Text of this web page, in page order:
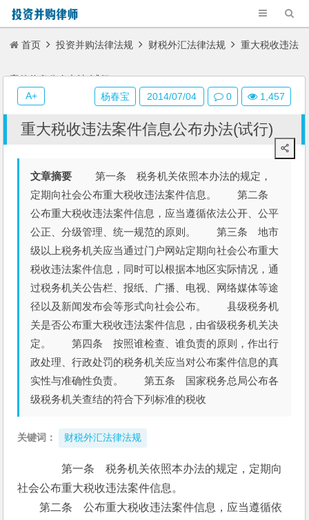
首页 投资并购法律法规 财税外汇法律法规 重大税收违法
案件信息公布办法(试行)
重大税收违法案件信息公布办法(试行)
文章摘要 第一条 税务机关依照本办法的规定，
定期向社会公布重大税收违法案件信息。 第二条
公布重大税收违法案件信息，应当遵循依法公开、公平
公正、分级管理、统一规范的原则。 第三条 地市
级以上税务机关应当通过门户网站定期向社会公布重大
税收违法案件信息，同时可以根据本地区实际情况，通
过税务机关公告栏、报纸、广播、电视、网络媒体等途
径以及新闻发布会等形式向社会公布。 县级税务机
关是否公布重大税收违法案件信息，由省级税务机关决
定。 第四条 按照谁检查、谁负责的原则，作出行
政处理、行政处罚的税务机关应当对公布案件信息的真
实性与准确性负责。 第五条 国家税务总局公布各
级税务机关查结的符合下列标准的税收
关键词： 财税外汇法律法规
第一条　税务机关依照本办法的规定，定期向
社会公布重大税收违法案件信息。
第二条　公布重大税收违法案件信息，应当遵循依
杨春宝 2014/07/04 0 1,457
A+